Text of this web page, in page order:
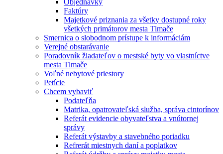
Objednávky
Faktúry
Majetkové priznania za všetky dostupné roky
všetkých primátorov mesta Tlmače
Smernica o slobodnom prístupe k informáciám
Verejné obstarávanie
Poradovník žiadateľov o mestské byty vo vlastníctve
mesta Tlmače
Voľné nebytové priestory
Petície
Chcem vybaviť
Podateľňa
Matrika, opatrovateľská služba, správa cintorínov
Referát evidencie obyvateľstva a vnútornej
správy
Referát výstavby a stavebného poriadku
Refrerát miestnych daní a poplatkov